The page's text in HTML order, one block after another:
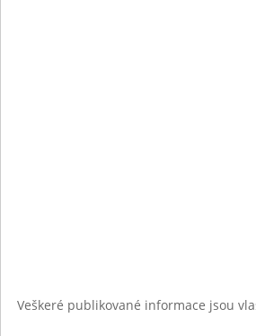
Veškeré publikované informace jsou